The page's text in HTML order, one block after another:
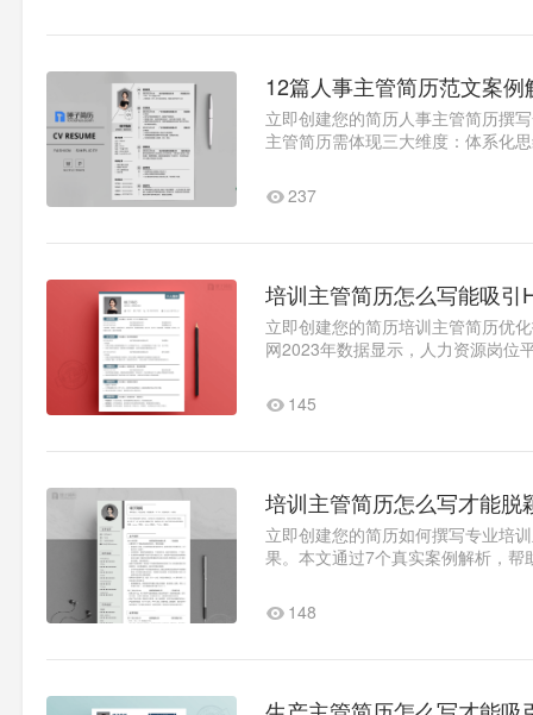
12篇人事主管简历范文案
立即创建您的简历人事主管简历撰
主管简历需体现三大维度：体系化
237
培训主管简历怎么写能吸引
立即创建您的简历培训主管简历优
网2023年数据显示，人力资源岗位
145
培训主管简历怎么写才能
立即创建您的简历如何撰写专业培
果。本文通过7个真实案例解析，
148